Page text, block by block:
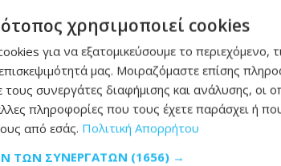
Ο Πρόεδρος
τη νέα
νέους Υπουργούς
χρησιμοποιεί cookies
για να εξατομικεύσουμε το περιεχόμενο,
μας. Μοιραζόμαστε επίσης
συνεργάτες διαφήμισης και ανάλυσης, οι
πληροφορίες που τους έχετε παράσχει ή
από εσάς. Πολιτική Απορρήτου
ΤΩΝ ΣΥΝΕΡΓΑΤΏΝ (1656) →